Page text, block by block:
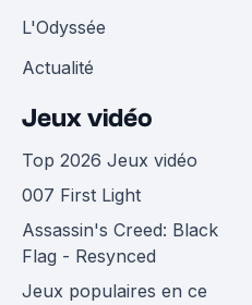
L'Odyssée
Actualité
Jeux vidéo
Top 2026 Jeux vidéo
007 First Light
Assassin's Creed: Black
Flag - Resynced
Jeux populaires en ce